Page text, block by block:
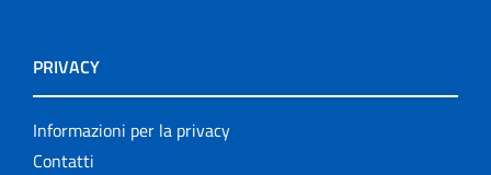
PRIVACY
Informazioni per la privacy
Contatti